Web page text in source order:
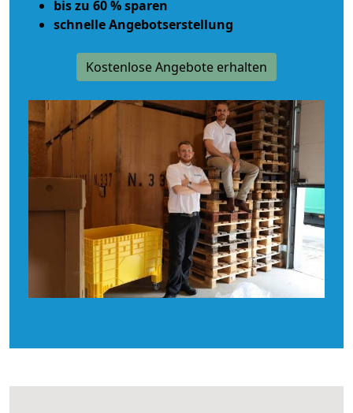
bis zu 60 % sparen
schnelle Angebotserstellung
Kostenlose Angebote erhalten